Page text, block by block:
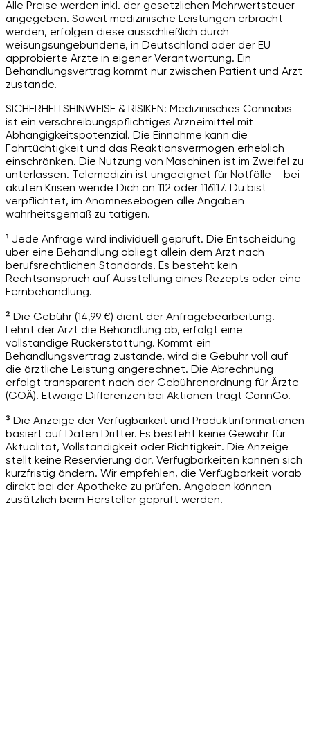
Alle Preise werden inkl. der gesetzlichen Mehrwertsteuer
angegeben. Soweit medizinische Leistungen erbracht
werden, erfolgen diese ausschließlich durch
weisungsungebundene, in Deutschland oder der EU
approbierte Ärzte in eigener Verantwortung. Ein
Behandlungsvertrag kommt nur zwischen Patient und Arzt
zustande.
SICHERHEITSHINWEISE & RISIKEN: Medizinisches Cannabis
ist ein verschreibungspflichtiges Arzneimittel mit
Abhängigkeitspotenzial. Die Einnahme kann die
Fahrtüchtigkeit und das Reaktionsvermögen erheblich
einschränken. Die Nutzung von Maschinen ist im Zweifel zu
unterlassen. Telemedizin ist ungeeignet für Notfälle – bei
akuten Krisen wende Dich an 112 oder 116117. Du bist
verpflichtet, im Anamnesebogen alle Angaben
wahrheitsgemäß zu tätigen.
¹ Jede Anfrage wird individuell geprüft. Die Entscheidung
über eine Behandlung obliegt allein dem Arzt nach
berufsrechtlichen Standards. Es besteht kein
Rechtsanspruch auf Ausstellung eines Rezepts oder eine
Fernbehandlung.
² Die Gebühr (14,99 €) dient der Anfragebearbeitung.
Lehnt der Arzt die Behandlung ab, erfolgt eine
vollständige Rückerstattung. Kommt ein
Behandlungsvertrag zustande, wird die Gebühr voll auf
die ärztliche Leistung angerechnet. Die Abrechnung
erfolgt transparent nach der Gebührenordnung für Ärzte
(GOÄ). Etwaige Differenzen bei Aktionen trägt CannGo.
³ Die Anzeige der Verfügbarkeit und Produktinformationen
basiert auf Daten Dritter. Es besteht keine Gewähr für
Aktualität, Vollständigkeit oder Richtigkeit. Die Anzeige
stellt keine Reservierung dar. Verfügbarkeiten können sich
kurzfristig ändern. Wir empfehlen, die Verfügbarkeit vorab
direkt bei der Apotheke zu prüfen. Angaben können
zusätzlich beim Hersteller geprüft werden.